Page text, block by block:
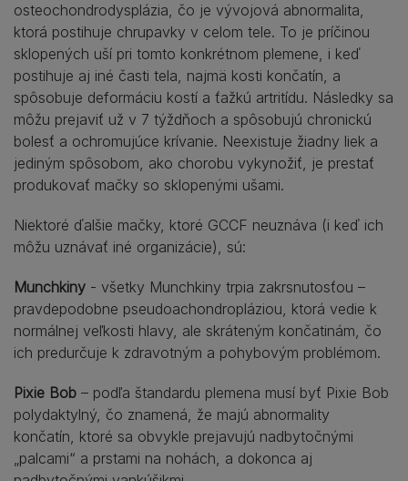
osteochondrodysplázia, čo je vývojová abnormalita,
ktorá postihuje chrupavky v celom tele. To je príčinou
sklopených uší pri tomto konkrétnom plemene, i keď
postihuje aj iné časti tela, najmä kosti končatín, a
spôsobuje deformáciu kostí a ťažkú artritídu. Následky sa
môžu prejaviť už v 7 týždňoch a spôsobujú chronickú
bolesť a ochromujúce krívanie. Neexistuje žiadny liek a
jediným spôsobom, ako chorobu vykynožiť, je prestať
produkovať mačky so sklopenými ušami.
Niektoré ďalšie mačky, ktoré GCCF neuznáva (i keď ich
môžu uznávať iné organizácie), sú:
Munchkiny - všetky Munchkiny trpia zakrsnutosťou –
pravdepodobne pseudoachondropláziou, ktorá vedie k
normálnej veľkosti hlavy, ale skráteným končatinám, čo
ich predurčuje k zdravotným a pohybovým problémom.
Pixie Bob – podľa štandardu plemena musí byť Pixie Bob
polydaktylný, čo znamená, že majú abnormality
končatín, ktoré sa obvykle prejavujú nadbytočnými
„palcami“ a prstami na nohách, a dokonca aj